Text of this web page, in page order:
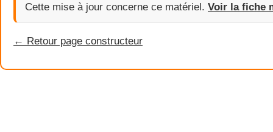
Cette mise à jour concerne ce matériel. Voir la fiche
← Retour page constructeur